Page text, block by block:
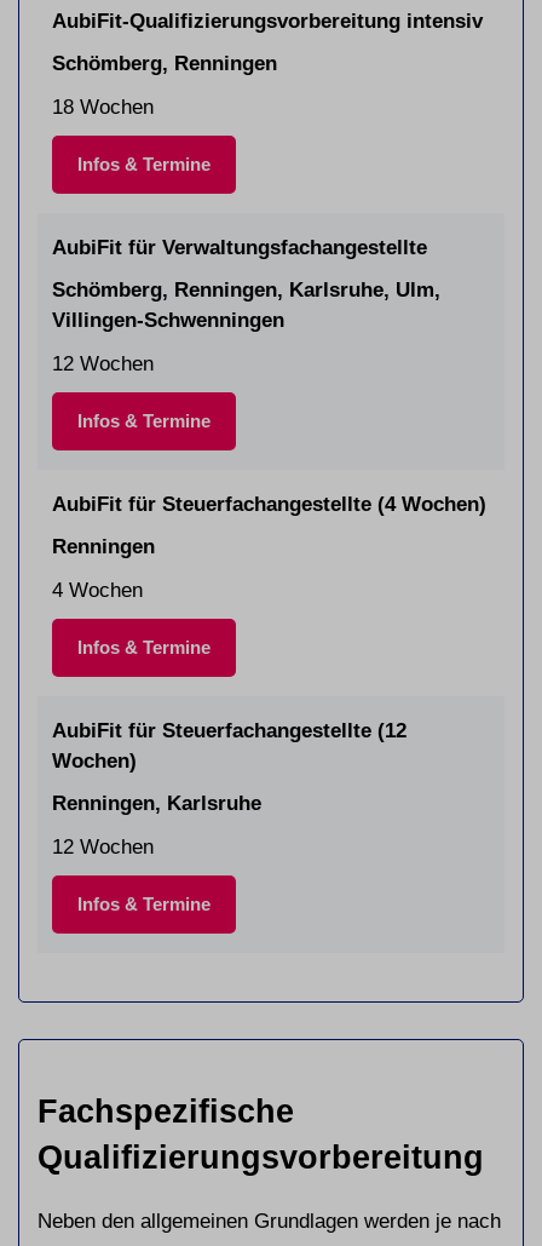
AubiFit-Qualifizierungsvorbereitung intensiv
Schömberg, Renningen
18 Wochen
Infos & Termine
AubiFit für Verwaltungsfachangestellte
Schömberg, Renningen, Karlsruhe, Ulm,
Villingen-Schwenningen
12 Wochen
Infos & Termine
AubiFit für Steuerfachangestellte (4 Wochen)
Renningen
4 Wochen
Infos & Termine
AubiFit für Steuerfachangestellte (12
Wochen)
Renningen, Karlsruhe
12 Wochen
Infos & Termine
Fachspezifische
Qualifizierungsvorbereitung
Neben den allgemeinen Grundlagen werden je nach